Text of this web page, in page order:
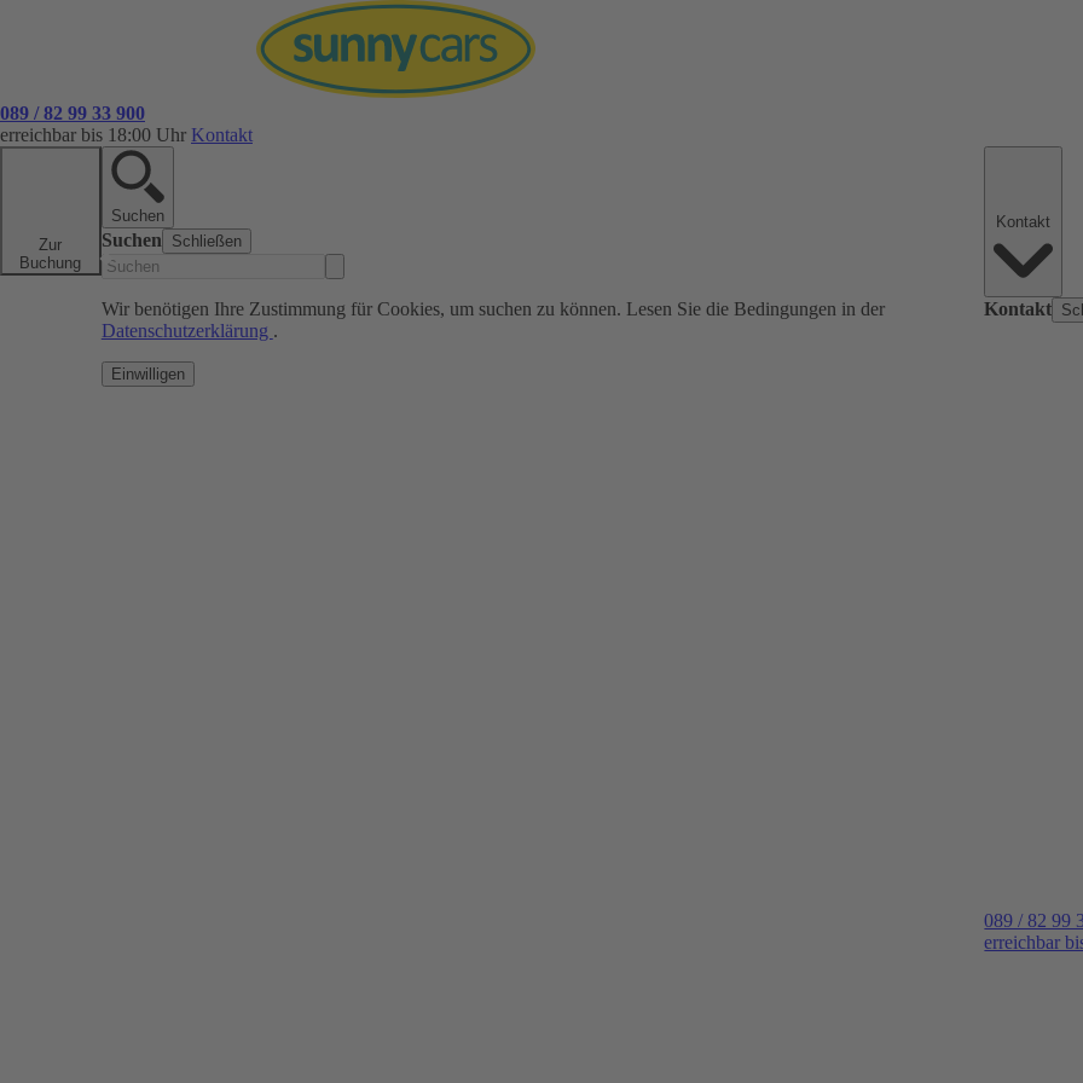
089 / 82 99 33 900
erreichbar bis 18:00 Uhr Kontakt
Zur
Buchung
Suchen
Suchen Schließen
Wir benötigen Ihre Zustimmung für Cookies, um suchen zu können. Lesen Sie die Bedingungen in der
Datenschutzerklärung .
Einwilligen
Kontakt
089 / 82 99
erreichbar